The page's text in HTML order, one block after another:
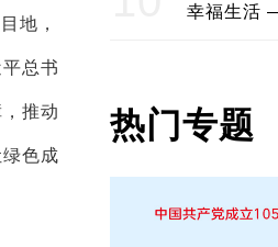
地，
总书
推动
色成
幸福生活
热门专题